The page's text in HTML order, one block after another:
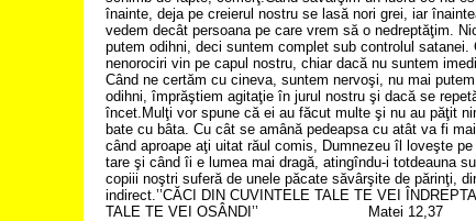
înainte, deja pe creierul nostru se lasă nori grei, iar
vedem decât persoana pe care vrem să o nedreptăţim.
putem odihni, deci suntem complet sub controlul satanei.
nenorociri vin pe capul nostru, chiar dacă nu suntem
Când ne certăm cu cineva, suntem nervoşi, nu mai
odihni, împrăştiem agitaţie în jurul nostru şi dacă se
încet.Mulţi vor spune că ei au făcut multe şi nu au păţit
bate cu bâta. Cu cât se amână pedeapsa cu atât va fi
când aproape aţi uitat răul comis, Dumnezeu îl loveşte pe
tare şi când îi e lumea mai dragă, atingîndu-i totdeauna
copiii noştri suferă de unele păcate săvârşite de părinţi,
indirect.’’CĂCI DIN CUVINTELE TALE TE VEI
TALE TE VEI OSÂNDI’’ Matei 12,37